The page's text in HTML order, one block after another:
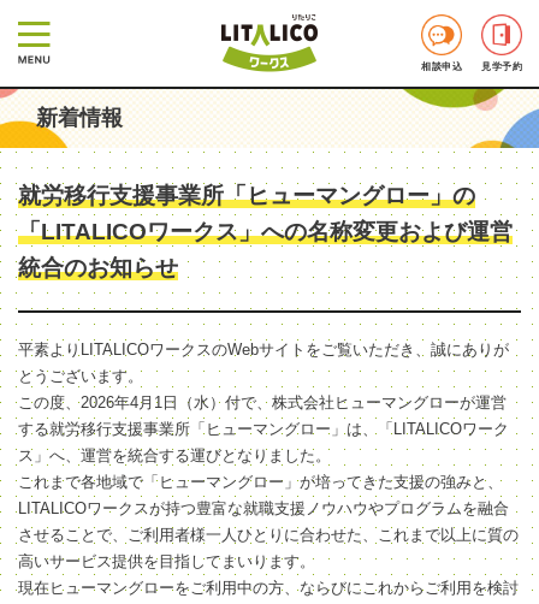
相談申込 見学予約
新着情報
就労移行支援事業所「ヒューマングロー」の
「LITALICOワークス」への名称変更および運営
統合のお知らせ
平素よりLITALICOワークスのWebサイトをご覧いただき、誠にありが
とうございます。
この度、2026年4月1日（水）付で、株式会社ヒューマングローが運営
する就労移行支援事業所「ヒューマングロー」は、「LITALICOワーク
ス」へ、運営を統合する運びとなりました。
これまで各地域で「ヒューマングロー」が培ってきた支援の強みと、
LITALICOワークスが持つ豊富な就職支援ノウハウやプログラムを融合
させることで、ご利用者様一人ひとりに合わせた、これまで以上に質の
高いサービス提供を目指してまいります。
現在ヒューマングローをご利用中の方、ならびにこれからご利用を検討